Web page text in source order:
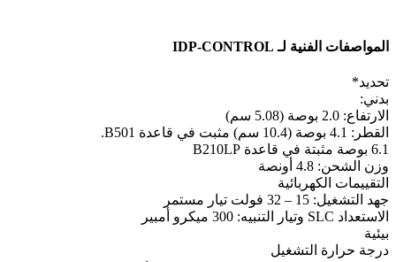
المواصفات الفنية لـ IDP-CONTROL
تحديد*
بدني:
الارتفاع: 2.0 بوصة (5.08 سم)
القطر: 4.1 بوصة (10.4 سم) مثبت في قاعدة B501.
6.1 بوصة مثبتة في قاعدة B210LP
وزن الشحن: 4.8 أونصة
التقييمات الكهربائية
جهد التشغيل: 15 – 32 فولت تيار مستمر
الاستعداد SLC وتيار التنبيه: 300 ميكرو أمبير
بيئية
درجة حرارة التشغيل